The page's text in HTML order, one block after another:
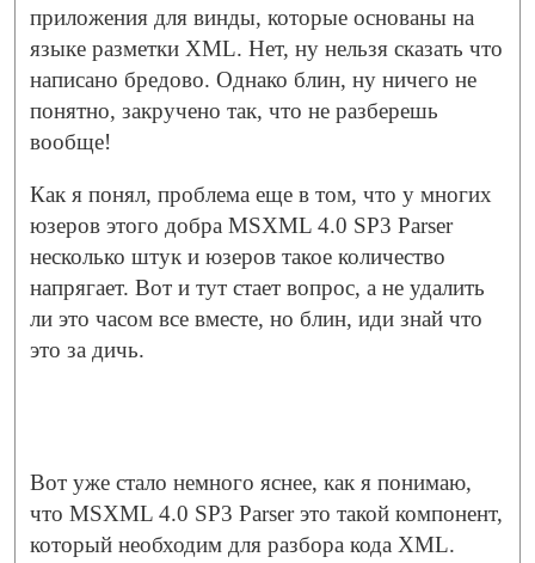
приложения для винды, которые основаны на
языке разметки XML. Нет, ну нельзя сказать что
написано бредово. Однако блин, ну ничего не
понятно, закручено так, что не разберешь
вообще!
Как я понял, проблема еще в том, что у многих
юзеров этого добра MSXML 4.0 SP3 Parser
несколько штук и юзеров такое количество
напрягает. Вот и тут стает вопрос, а не удалить
ли это часом все вместе, но блин, иди знай что
это за дичь.
Вот уже стало немного яснее, как я понимаю,
что MSXML 4.0 SP3 Parser это такой компонент,
который необходим для разбора кода XML.